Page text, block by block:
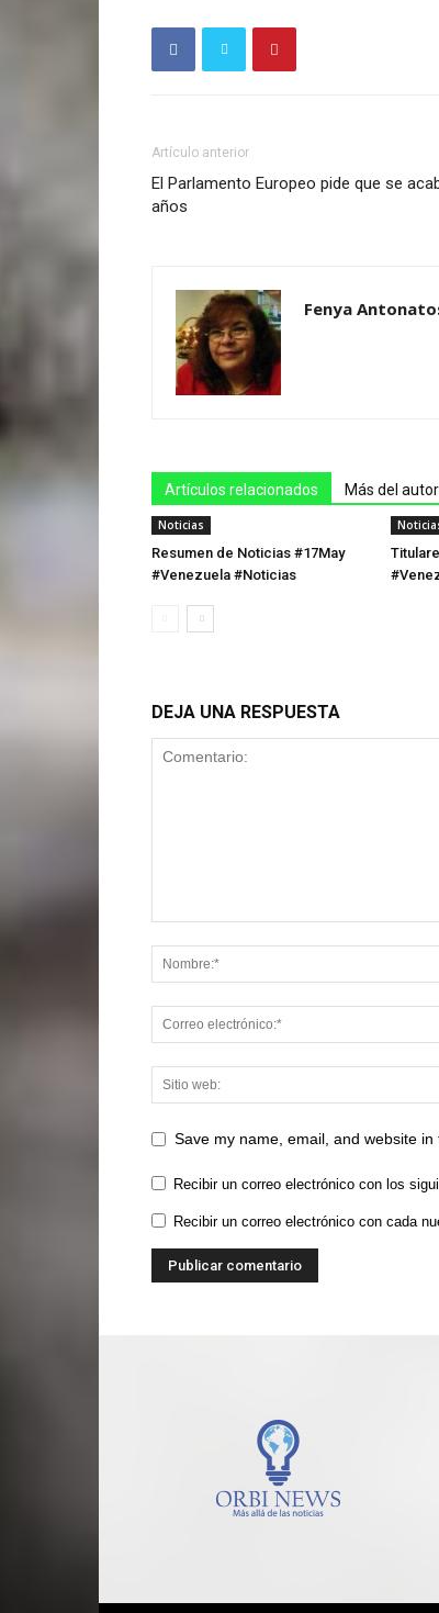
Artículo anterior
El Parlamento Europeo pide que se
años
Fenya
Artículos relacionados Más del autor
Noticias
Resumen de Noticias #17May
#Venezuela #Noticias
DEJA UNA RESPUESTA
Save my name, email, and website
Recibir un correo electrónico con los
Recibir un correo electrónico con cada